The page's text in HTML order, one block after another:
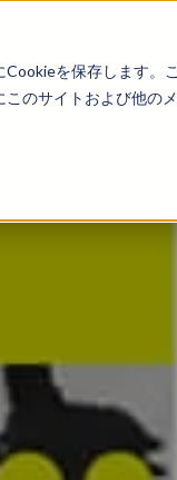
を保存します
のサイトおよび他の